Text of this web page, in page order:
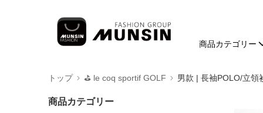
商品カテゴリー
トップ ⛳️ le coq sportif GOLF 男款 | 長袖POLO/立領
商品カテゴリー